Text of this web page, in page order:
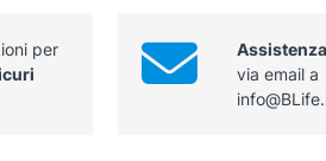
per
via email a